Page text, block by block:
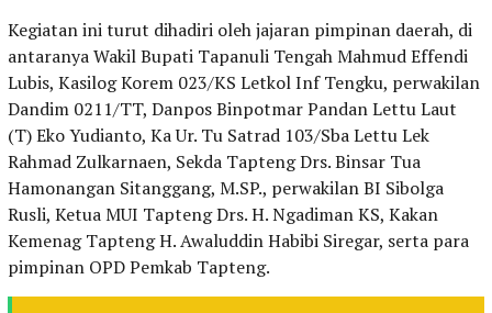
Kegiatan ini turut dihadiri oleh jajaran pimpinan daerah, di
antaranya Wakil Bupati Tapanuli Tengah Mahmud Effendi
Lubis, Kasilog Korem 023/KS Letkol Inf Tengku, perwakilan
Dandim 0211/TT, Danpos Binpotmar Pandan Lettu Laut
(T) Eko Yudianto, Ka Ur. Tu Satrad 103/Sba Lettu Lek
Rahmad Zulkarnaen, Sekda Tapteng Drs. Binsar Tua
Hamonangan Sitanggang, M.SP., perwakilan BI Sibolga
Rusli, Ketua MUI Tapteng Drs. H. Ngadiman KS, Kakan
Kemenag Tapteng H. Awaluddin Habibi Siregar, serta para
pimpinan OPD Pemkab Tapteng.